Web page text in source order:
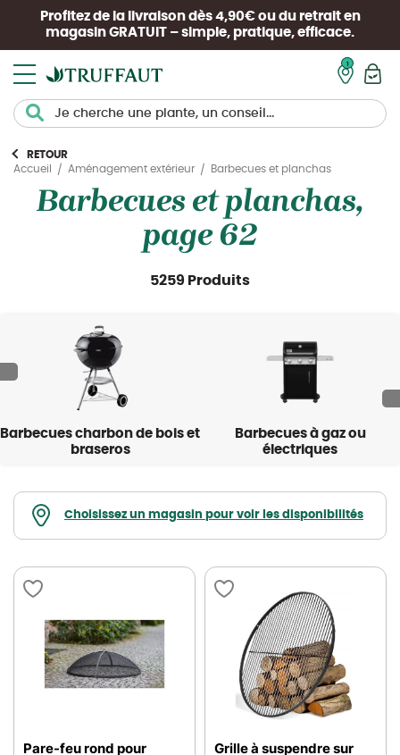
Profitez de la livraison dès 4,90€ ou du retrait en
magasin GRATUIT – simple, pratique, efficace.
RETOUR
Accueil
Aménagement extérieur Barbecues et planchas
Barbecues et planchas,
page 62
5259 Produits
Barbecues charbon de bois et
braseros
Barbecues à gaz ou
électriques
Choisissez un magasin pour voir les disponibilités
Pare-feu rond pour
Grille à suspendre sur